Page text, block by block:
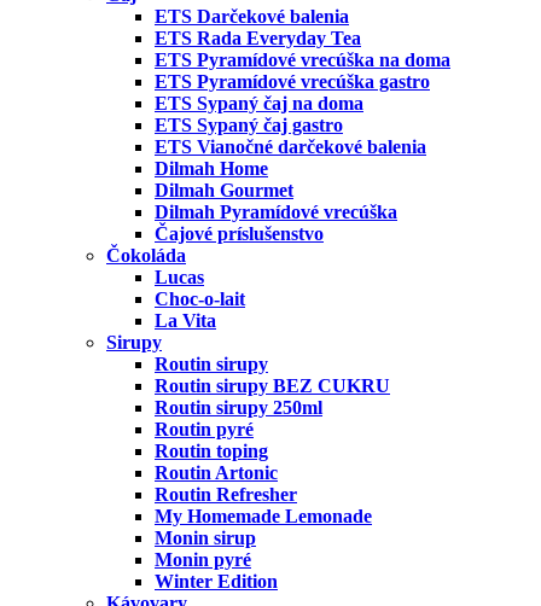
ETS Darčekové balenia
ETS Rada Everyday Tea
ETS Pyramídové vrecúška na doma
ETS Pyramídové vrecúška gastro
ETS Sypaný čaj na doma
ETS Sypaný čaj gastro
ETS Vianočné darčekové balenia
Dilmah Home
Dilmah Gourmet
Dilmah Pyramídové vrecúška
Čajové príslušenstvo
Čokoláda
Lucas
Choc-o-lait
La Vita
Sirupy
Routin sirupy
Routin sirupy BEZ CUKRU
Routin sirupy 250ml
Routin pyré
Routin toping
Routin Artonic
Routin Refresher
My Homemade Lemonade
Monin sirup
Monin pyré
Winter Edition